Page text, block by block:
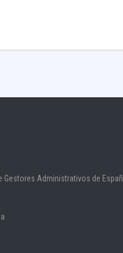
Gestores Administrativos de